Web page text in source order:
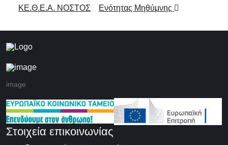
ΚΕ.Θ.Ε.Α. ΝΟΣΤΟΣ
Ενότητας Μηθύμνης
image
Στοιχεία επικοινωνίας